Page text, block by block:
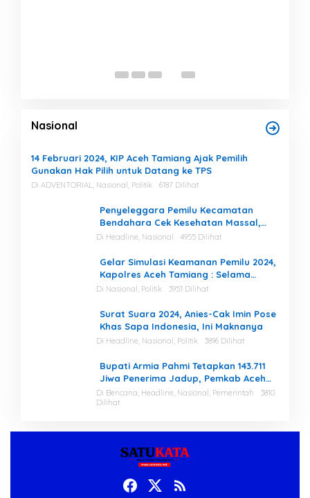
Nasional
14 Februari 2024, KIP Aceh Tamiang Ajak Pemilih
Gunakan Hak Pilih untuk Datang ke TPS
Di ADVENTORIAL, Nasional, Politik 6187 Dilihat
Penyeleggara Pemilu Kecamatan
Bendahara Cek Kesehatan Massal,
Ketua KIP Aceh Tamiang Beri Apresiasi
Di Headline, Nasional 4955 Dilihat
Gelar Simulasi Keamanan Pemilu 2024,
Kapolres Aceh Tamiang : Selama
Proses, Kami Siap dan Mampu
Di Nasional, Politik 3951 Dilihat
Surat Suara 2024, Anies-Cak Imin Pose
Khas Sapa Indonesia, Ini Maknanya
Di Headline, Nasional, Politik 3896 Dilihat
Bupati Armia Pahmi Tetapkan 143.711
Jiwa Penerima Jadup, Pemkab Aceh
Tamiang Percepat Pemulihan
Pascabencana
Di Bencana, Headline, Nasional, Pemerintah
3810
Dilihat